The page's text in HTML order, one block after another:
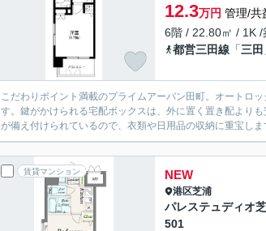
12.3万円 管理/共
6階 / 22.80㎡ / 1K /
都営三田線 「三田
こだわりポイント満載のプライムアーバン田町。オートロ
す。鍵がかけられる宅配ボックスは、外に置く置き配より
が備え付けられているので、衣類や日用品の収納に重宝し
賃貸マンション NEW
港区芝浦
パレステュディオ
501